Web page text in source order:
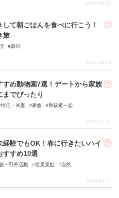
2024-08-28
して朝ごはんを食べに行こう！
旅
壽司
2024-04-04
すめ動物園7選！デートから家族
までぴったり
情侶・夫妻 家族 和孩童一起
2024-05-22
経験でもOK！春に行きたいハイ
すすめ10選
・野外活動 絕景景點 自然
2023-05-09